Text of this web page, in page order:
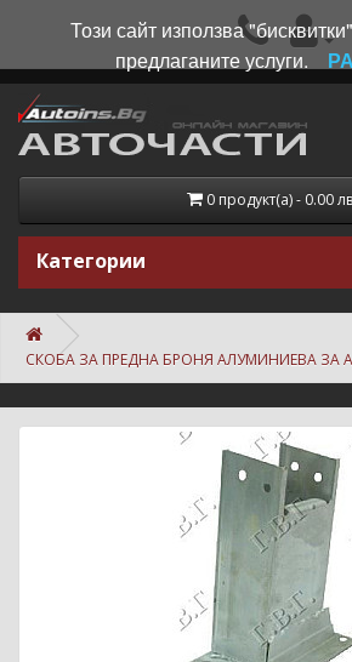
0 продукт(а) - 0.00
Категории
СКОБА ЗА ПРЕДНА БРОНЯ АЛУМИНИЕВА ЗА
Този сайт използва
предлаганите услуги.